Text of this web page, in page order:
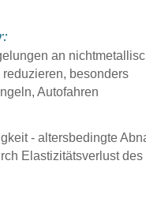
an
besonders
Autofahren
- altersbedingte
Elastizitätsverlust des